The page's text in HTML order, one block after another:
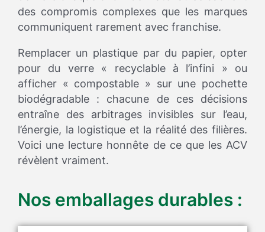
des compromis complexes que les marques
communiquent rarement avec franchise.
Remplacer un plastique par du papier, opter
pour du verre « recyclable à l’infini » ou
afficher « compostable » sur une pochette
biodégradable : chacune de ces décisions
entraîne des arbitrages invisibles sur l’eau,
l’énergie, la logistique et la réalité des filières.
Voici une lecture honnête de ce que les ACV
révèlent vraiment.
Nos emballages durables :